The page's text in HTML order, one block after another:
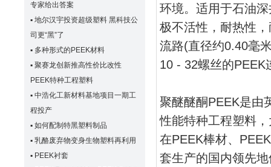
专家给出答案
▪ 地尔汉宇投资超级塑料 黑科技公
司更“黑”了
▪ 多种形式的PEEK材料
▪ 聚赛龙创新推高性价比改性
PEEK特种工程塑料
▪ 中浩化工新材料基地项目一期工
程投产
▪ 如何配制特黑塑料制品
▪ 乳酪废弃物变身生物塑料再利用
▪ PEEK衬套
环境。适用于石油
极不活性，耐热性
流路(直径约0.40毫
10 - 32螺丝的
聚醚醚酮PEEK是由
性能特种工程塑料
在PEEK棒材、
套生产的国内领先